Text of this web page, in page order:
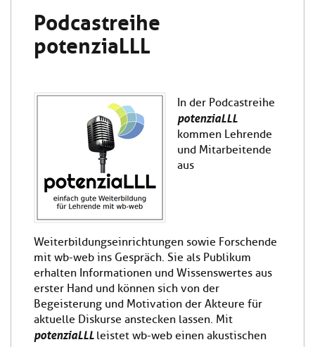
Podcastreihe
potenziaLLL
In der Podcastreihe
potenziaLLL
kommen Lehrende
und Mitarbeitende
aus
Weiterbildungseinrichtungen sowie Forschende
mit wb-web ins Gespräch. Sie als Publikum
erhalten Informationen und Wissenswertes aus
erster Hand und können sich von der
Begeisterung und Motivation der Akteure für
aktuelle Diskurse anstecken lassen. Mit
potenziaLLL leistet wb-web einen akustischen